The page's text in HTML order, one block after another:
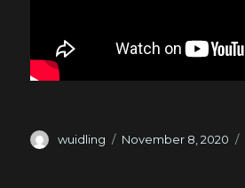
Autor
wuidling
Veröffentlicht
November 8, 2020